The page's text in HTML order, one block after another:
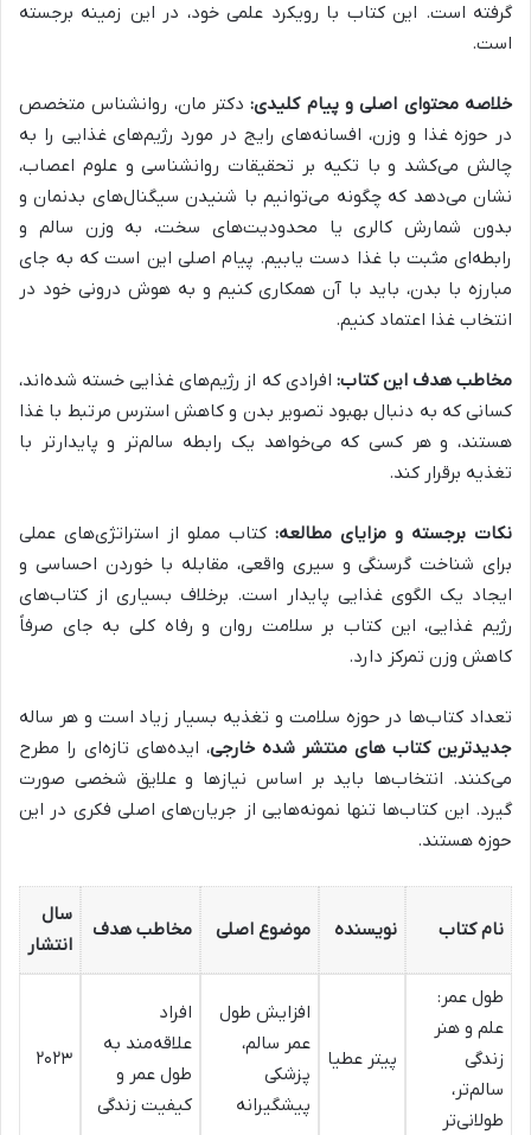
گرفته است. این کتاب با رویکرد علمی خود، در این زمینه برجسته
است.
خلاصه محتوای اصلی و پیام کلیدی:دکتر مان، روانشناس متخصص
در حوزه غذا و وزن، افسانه‌های رایج در مورد رژیم‌های غذایی را به
چالش می‌کشد و با تکیه بر تحقیقات روانشناسی و علوم اعصاب،
نشان می‌دهد که چگونه می‌توانیم با شنیدن سیگنال‌های بدنمان و
بدون شمارش کالری یا محدودیت‌های سخت، به وزن سالم و
رابطه‌ای مثبت با غذا دست یابیم. پیام اصلی این است که به جای
مبارزه با بدن، باید با آن همکاری کنیم و به هوش درونی خود در
انتخاب غذا اعتماد کنیم.
مخاطب هدف این کتاب: افرادی که از رژیم‌های غذایی خسته شده‌اند،
کسانی که به دنبال بهبود تصویر بدن و کاهش استرس مرتبط با غذا
هستند، و هر کسی که می‌خواهد یک رابطه سالم‌تر و پایدارتر با
تغذیه برقرار کند.
نکات برجسته و مزایای مطالعه: کتاب مملو از استراتژی‌های عملی
برای شناخت گرسنگی و سیری واقعی، مقابله با خوردن احساسی و
ایجاد یک الگوی غذایی پایدار است. برخلاف بسیاری از کتاب‌های
رژیم غذایی، این کتاب بر سلامت روان و رفاه کلی به جای صرفاً
کاهش وزن تمرکز دارد.
تعداد کتاب‌ها در حوزه سلامت و تغذیه بسیار زیاد است و هر ساله
جدیدترین کتاب های منتشر شده خارجی، ایده‌های تازه‌ای را مطرح
می‌کنند. انتخاب‌ها باید بر اساس نیازها و علایق شخصی صورت
گیرد. این کتاب‌ها تنها نمونه‌هایی از جریان‌های اصلی فکری در این
حوزه هستند.
نام کتاب نویسنده موضوع اصلی مخاطب هدف
سال
انتشار
طول عمر:
علم و هنر
زندگی
سالم‌تر،
طولانی‌تر
پیتر عطیا
افزایش طول
عمر سالم،
پزشکی
پیشگیرانه
افراد
علاقه‌مند به
طول عمر و
کیفیت زندگی
۲۰۲۳